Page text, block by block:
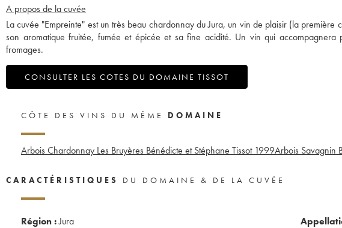
A propos de la cuvée
La cuvée "Empreinte" est un très beau chardonnay du Jura, un vin de plaisir (la
son aromatique fruitée, fumée et épicée et sa fine acidité. Un vin qui accompagnera
fromages.
CONSULTER LES COTES DU DOMAINE TISSOT
CÔTE DES VINS DU MÊME DOMAINE
Arbois Chardonnay Les Bruyères Bénédicte et Stéphane Tissot 1999Arbois Savagnin
CARACTÉRISTIQUES DU DOMAINE & DE LA CUVÉE
Région :Jura